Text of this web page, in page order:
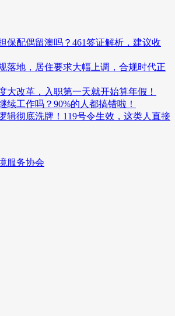
保配偶留澳吗？461签证解析，建议收
落地，居住要求大幅上调，合规时代正
大改革，入职第一天就开始算年假！
续工作吗？90%的人都搞错啦！
辑彻底洗牌！119号令生效，这类人直接
服务协会